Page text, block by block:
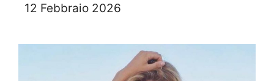
12 Febbraio 2026